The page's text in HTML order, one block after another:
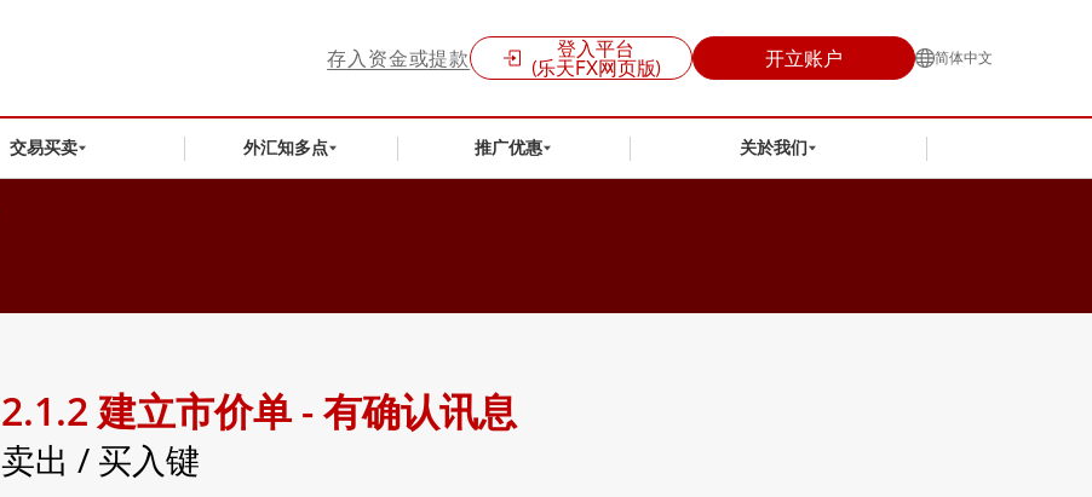
存入资金或提款
登入平台
(乐天FX网页版)
开立账户 简体中文
交易买卖 外汇知多点 推广优惠 关於我们
2.1.2 建立市价单 - 有确认讯息
卖出 / 买入键